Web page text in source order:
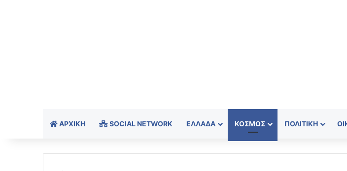
ΑΡΧΙΚΉ SOCIAL NETWORK ΕΛΛΆΔΑ ΚΌΣΜΟΣ ΠΟΛΙΤΙΚΉ